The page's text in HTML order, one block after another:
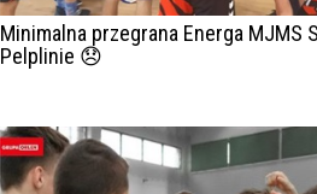
Minimalna przegrana Energa MJMS
Pelplinie 😞